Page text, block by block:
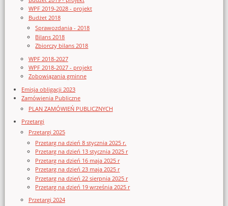
WPF 2019-2028 - projekt
Budżet 2018
Sprawozdania - 2018
Bilans 2018
Zbiorczy bilans 2018
WPF 2018-2027
WPF 2018-2027 - projekt
Zobowiązania gminne
Emisja obligacji 2023
Zamówienia Publiczne
PLAN ZAMÓWIEŃ PUBLICZNYCH
Przetargi
Przetargi 2025
Przetarg na dzień 8 stycznia 2025 r.
Przetarg na dzień 13 stycznia 2025 r
Przetarg na dzień 16 maja 2025 r
Przetarg na dzień 23 maja 2025 r
Przetarg na dzień 22 sierpnia 2025 r
Przetarg na dzień 19 września 2025 r
Przetargi 2024